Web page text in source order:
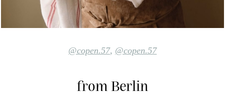
@copen.57, @copen.57
from Berlin